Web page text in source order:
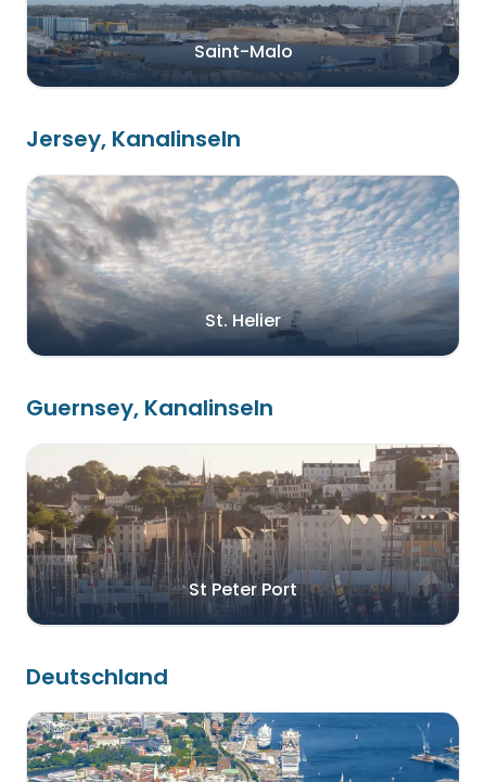
Saint-Malo
Jersey, Kanalinseln
St. Helier
Guernsey, Kanalinseln
St Peter Port
Deutschland